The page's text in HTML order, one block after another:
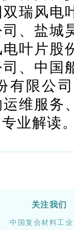
瑞风电
、盐城
叶片股
、中国
有限公
维服务
业解读
关注我们
中国复合材料工